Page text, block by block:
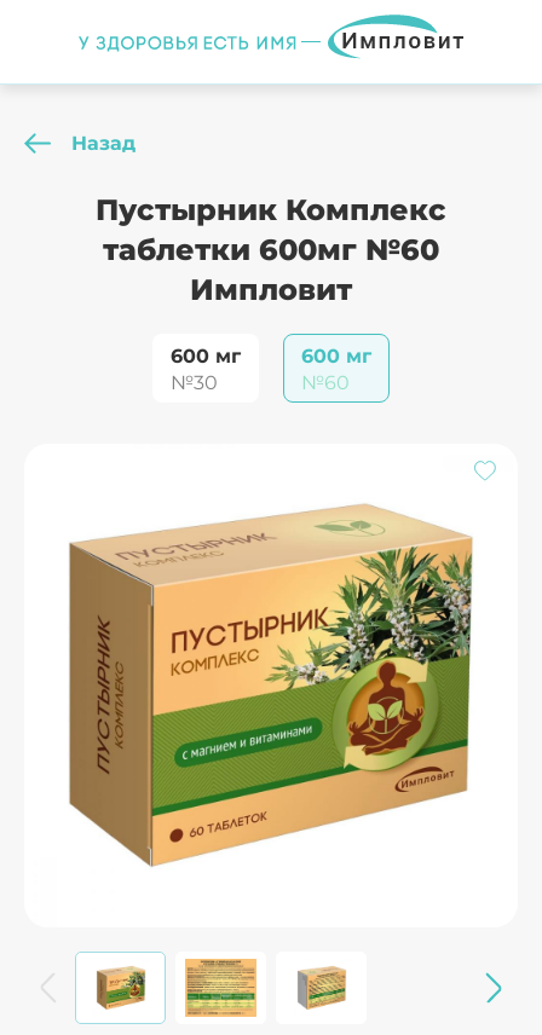
Назад
Пустырник Комплекс
таблетки 600мг №60
Импловит
600 мг
№30
600 мг
№60